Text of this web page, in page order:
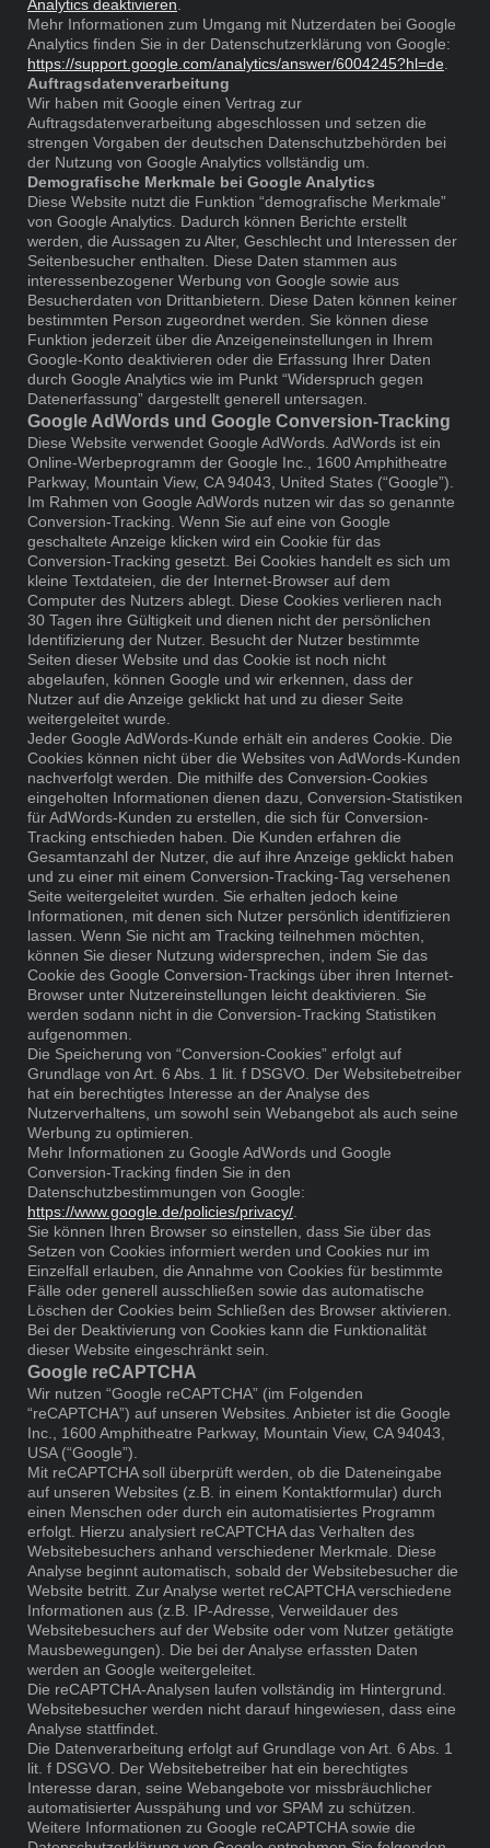
Analytics deaktivieren
Mehr Informationen zum Umgang mit Nutzerdaten bei Google
Analytics finden Sie in der Datenschutzerklärung von Google:
https://support.google.com/analytics/answer/6004245?hl=de
Auftragsdatenverarbeitung
Wir haben mit Google einen Vertrag zur
Auftragsdatenverarbeitung abgeschlossen und setzen die
strengen Vorgaben der deutschen Datenschutzbehörden bei
der Nutzung von Google Analytics vollständig um.
Demografische Merkmale bei Google Analytics
Diese Website nutzt die Funktion “demografische Merkmale”
von Google Analytics. Dadurch können Berichte erstellt
werden, die Aussagen zu Alter, Geschlecht und Interessen der
Seitenbesucher enthalten. Diese Daten stammen aus
interessenbezogener Werbung von Google sowie aus
Besucherdaten von Drittanbietern. Diese Daten können keiner
bestimmten Person zugeordnet werden. Sie können diese
Funktion jederzeit über die Anzeigeneinstellungen in Ihrem
Google-Konto deaktivieren oder die Erfassung Ihrer Daten
durch Google Analytics wie im Punkt “Widerspruch gegen
Datenerfassung” dargestellt generell untersagen.
Google AdWords und Google Conversion-Tracking
Diese Website verwendet Google AdWords. AdWords ist ein
Online-Werbeprogramm der Google Inc., 1600 Amphitheatre
Parkway, Mountain View, CA 94043, United States (“Google”).
Im Rahmen von Google AdWords nutzen wir das so genannte
Conversion-Tracking. Wenn Sie auf eine von Google
geschaltete Anzeige klicken wird ein Cookie für das
Conversion-Tracking gesetzt. Bei Cookies handelt es sich um
kleine Textdateien, die der Internet-Browser auf dem
Computer des Nutzers ablegt. Diese Cookies verlieren nach
30 Tagen ihre Gültigkeit und dienen nicht der persönlichen
Identifizierung der Nutzer. Besucht der Nutzer bestimmte
Seiten dieser Website und das Cookie ist noch nicht
abgelaufen, können Google und wir erkennen, dass der
Nutzer auf die Anzeige geklickt hat und zu dieser Seite
weitergeleitet wurde.
Jeder Google AdWords-Kunde erhält ein anderes Cookie. Die
Cookies können nicht über die Websites von AdWords-Kunden
nachverfolgt werden. Die mithilfe des Conversion-Cookies
eingeholten Informationen dienen dazu, Conversion-Statistiken
für AdWords-Kunden zu erstellen, die sich für Conversion-
Tracking entschieden haben. Die Kunden erfahren die
Gesamtanzahl der Nutzer, die auf ihre Anzeige geklickt haben
und zu einer mit einem Conversion-Tracking-Tag versehenen
Seite weitergeleitet wurden. Sie erhalten jedoch keine
Informationen, mit denen sich Nutzer persönlich identifizieren
lassen. Wenn Sie nicht am Tracking teilnehmen möchten,
können Sie dieser Nutzung widersprechen, indem Sie das
Cookie des Google Conversion-Trackings über ihren Internet-
Browser unter Nutzereinstellungen leicht deaktivieren. Sie
werden sodann nicht in die Conversion-Tracking Statistiken
aufgenommen.
Die Speicherung von “Conversion-Cookies” erfolgt auf
Grundlage von Art. 6 Abs. 1 lit. f DSGVO. Der Websitebetreiber
hat ein berechtigtes Interesse an der Analyse des
Nutzerverhaltens, um sowohl sein Webangebot als auch seine
Werbung zu optimieren.
Mehr Informationen zu Google AdWords und Google
Conversion-Tracking finden Sie in den
Datenschutzbestimmungen von Google:
https://www.google.de/policies/privacy/
Sie können Ihren Browser so einstellen, dass Sie über das
Setzen von Cookies informiert werden und Cookies nur im
Einzelfall erlauben, die Annahme von Cookies für bestimmte
Fälle oder generell ausschließen sowie das automatische
Löschen der Cookies beim Schließen des Browser aktivieren.
Bei der Deaktivierung von Cookies kann die Funktionalität
dieser Website eingeschränkt sein.
Google reCAPTCHA
Wir nutzen “Google reCAPTCHA” (im Folgenden
“reCAPTCHA”) auf unseren Websites. Anbieter ist die Google
Inc., 1600 Amphitheatre Parkway, Mountain View, CA 94043,
USA (“Google”).
Mit reCAPTCHA soll überprüft werden, ob die Dateneingabe
auf unseren Websites (z.B. in einem Kontaktformular) durch
einen Menschen oder durch ein automatisiertes Programm
erfolgt. Hierzu analysiert reCAPTCHA das Verhalten des
Websitebesuchers anhand verschiedener Merkmale. Diese
Analyse beginnt automatisch, sobald der Websitebesucher die
Website betritt. Zur Analyse wertet reCAPTCHA verschiedene
Informationen aus (z.B. IP-Adresse, Verweildauer des
Websitebesuchers auf der Website oder vom Nutzer getätigte
Mausbewegungen). Die bei der Analyse erfassten Daten
werden an Google weitergeleitet.
Die reCAPTCHA-Analysen laufen vollständig im Hintergrund.
Websitebesucher werden nicht darauf hingewiesen, dass eine
Analyse stattfindet.
Die Datenverarbeitung erfolgt auf Grundlage von Art. 6 Abs. 1
lit. f DSGVO. Der Websitebetreiber hat ein berechtigtes
Interesse daran, seine Webangebote vor missbräuchlicher
automatisierter Ausspähung und vor SPAM zu schützen.
Weitere Informationen zu Google reCAPTCHA sowie die